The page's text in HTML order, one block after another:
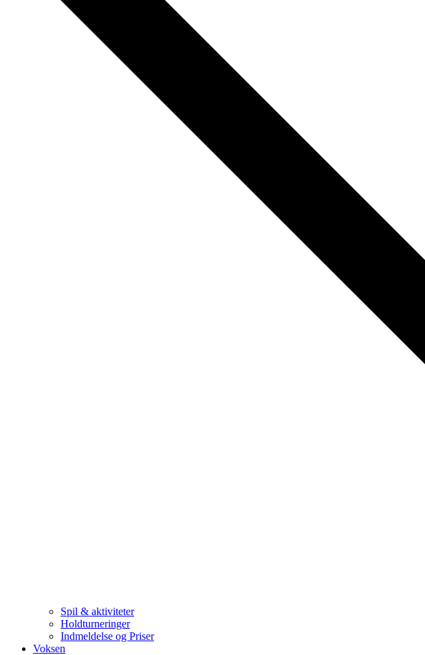
Spil & aktiviteter
Holdturneringer
Indmeldelse og Priser
Voksen